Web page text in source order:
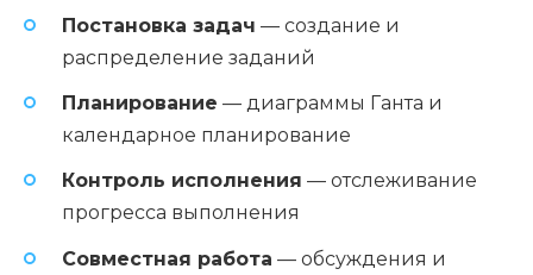
Постановка задач — создание и
распределение заданий
Планирование — диаграммы Ганта и
календарное планирование
Контроль исполнения — отслеживание
прогресса выполнения
Совместная работа — обсуждения и